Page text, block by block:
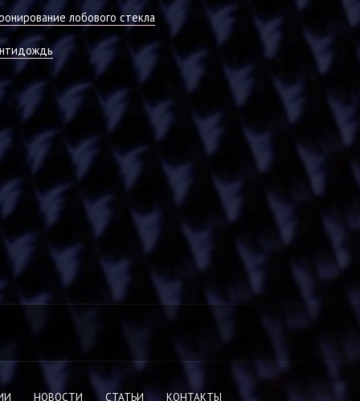
лобового стекла
НОВОСТИ СТАТЬИ КОНТАКТЫ